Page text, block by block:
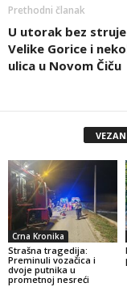
Prethodni članak
U utorak bez
Velike Gorice i
ulica u Novom Čiču
Crna Kronika
Strašna tragedija:
Preminuli vozačica i
dvoje putnika u
prometnoj nesreći